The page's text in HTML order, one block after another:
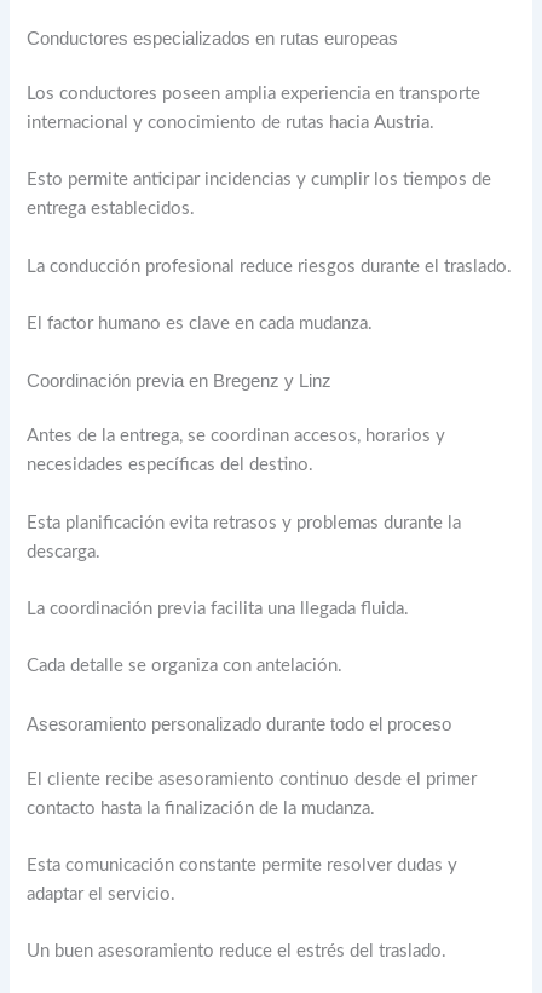
Conductores especializados en rutas europeas
Los conductores poseen amplia experiencia en transporte
internacional y conocimiento de rutas hacia Austria.
Esto permite anticipar incidencias y cumplir los tiempos de
entrega establecidos.
La conducción profesional reduce riesgos durante el traslado.
El factor humano es clave en cada mudanza.
Coordinación previa en Bregenz y Linz
Antes de la entrega, se coordinan accesos, horarios y
necesidades específicas del destino.
Esta planificación evita retrasos y problemas durante la
descarga.
La coordinación previa facilita una llegada fluida.
Cada detalle se organiza con antelación.
Asesoramiento personalizado durante todo el proceso
El cliente recibe asesoramiento continuo desde el primer
contacto hasta la finalización de la mudanza.
Esta comunicación constante permite resolver dudas y
adaptar el servicio.
Un buen asesoramiento reduce el estrés del traslado.